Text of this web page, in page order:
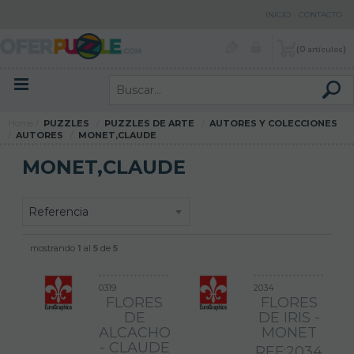
0 artículos
INICIO CONTACTO
Menú contenidos
Menú productos
PUZZLES PUZZLES DE ARTE
AUTORES Y COLECCIONES
AUTORES
MONET,CLAUDE
MONET,CLAUDE
mostrando 1 al5 de 5
0319
FLORES
DE
ALCACHOFA
- CLAUDE
2034
FLORES
DE IRIS -
MONET